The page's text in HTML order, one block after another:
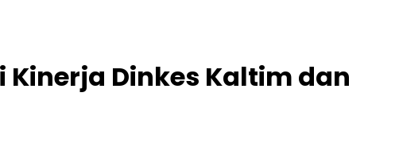
Kinerja Dinkes Kaltim dan